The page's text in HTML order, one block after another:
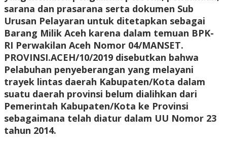
sarana dan prasarana serta dokumen Sub
Urusan Pelayaran untuk ditetapkan sebagai
Barang Milik Aceh karena dalam temuan BPK-
RI Perwakilan Aceh Nomor 04/MANSET.
PROVINSI.ACEH/10/2019 disebutkan bahwa
Pelabuhan penyeberangan yang melayani
trayek lintas daerah Kabupaten/Kota dalam
suatu daerah provinsi belum dialihkan dari
Pemerintah Kabupaten/Kota ke Provinsi
sebagaimana telah diatur dalam UU Nomor 23
tahun 2014.